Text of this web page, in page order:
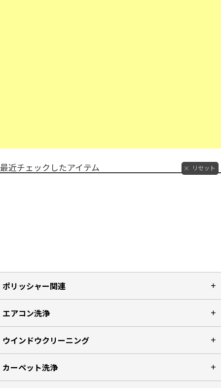
最近チェックしたアイテム リセット
ポリッシャー関連
エアコン洗浄
ウインドウクリーニング
カーペット洗浄